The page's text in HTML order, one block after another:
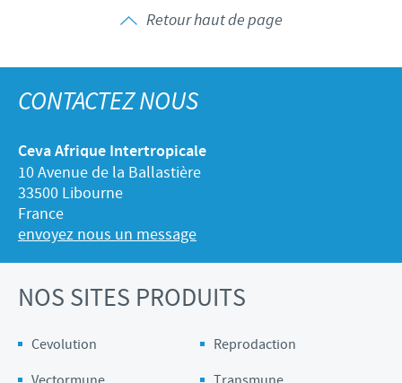
Avantages du poussin Ceva Inside
Vaccins couvoirs
Importance de la responsabilité
Business et partenariat scientifique
CONTACTEZ-NOUS
Retour haut de page
CONTACTEZ NOUS
Ceva Afrique Intertropicale
10 Avenue de la Ballastière
33500 Libourne
France
envoyez nous un message
NOS SITES PRODUITS
Cevolution
Reprodaction